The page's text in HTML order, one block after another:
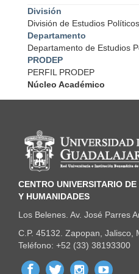
División
División de Estudios
Departamento
Departamento de Estudios
PRODEP
PERFIL PRODEP
Núcleo Académico
Información del
CENTRO UNIVERSITARIO
Y HUMANIDADES
Los Belenes. Av. José Parres
C.P. 45132. Zapopan, Jalisco,
Teléfono: +52 (33) 38193300